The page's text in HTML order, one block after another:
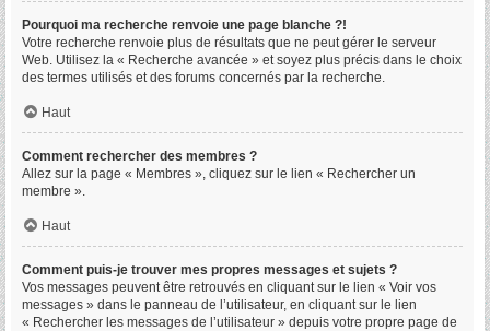
Pourquoi ma recherche renvoie une page blanche ?!
Votre recherche renvoie plus de résultats que ne peut gérer le serveur
Web. Utilisez la « Recherche avancée » et soyez plus précis dans le choix
des termes utilisés et des forums concernés par la recherche.
Haut
Comment rechercher des membres ?
Allez sur la page « Membres », cliquez sur le lien « Rechercher un
membre ».
Haut
Comment puis-je trouver mes propres messages et sujets ?
Vos messages peuvent être retrouvés en cliquant sur le lien « Voir vos
messages » dans le panneau de l’utilisateur, en cliquant sur le lien
« Rechercher les messages de l’utilisateur » depuis votre propre page de